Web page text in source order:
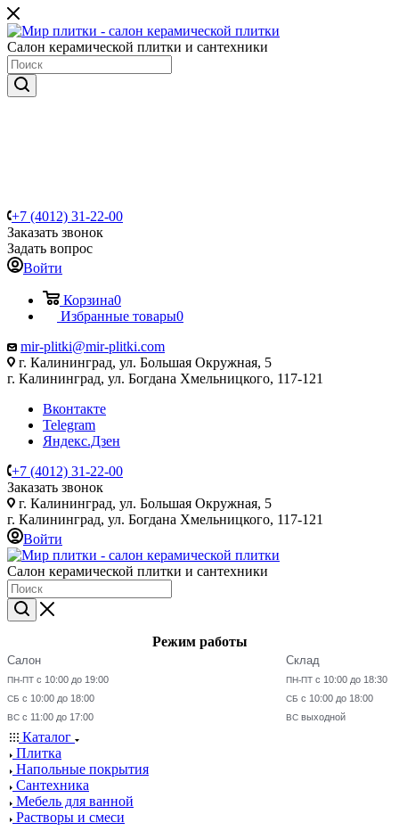
Салон керамической плитки и сантехники
+7 (4012) 31-22-00
Заказать звонок
Задать вопрос
Войти
Корзина0
Избранные товары0
mir-plitki@mir-plitki.com
г. Калининград, ул. Большая Окружная, 5
г. Калининград, ул. Богдана Хмельницкого, 117-121
Вконтакте
Telegram
Яндекс.Дзен
+7 (4012) 31-22-00
Заказать звонок
г. Калининград, ул. Большая Окружная, 5
г. Калининград, ул. Богдана Хмельницкого, 117-121
Войти
Салон керамической плитки и сантехники
Режим работы
Салон
ПН-ПТ с 10:00 до 19:00
СБ с 10:00 до 18:00
ВС с 11:00 до 17:00
Склад
ПН-ПТ с 10:00 до 18:30
СБ с 10:00 до 18:00
ВС выходной
Каталог
Плитка
Напольные покрытия
Сантехника
Мебель для ванной
Растворы и смеси